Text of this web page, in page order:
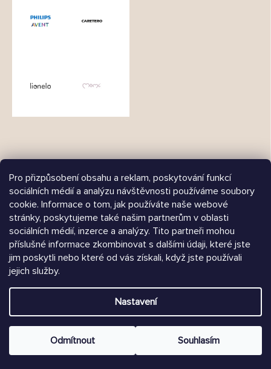
Pro přizpůsobení obsahu a reklam, poskytování funkcí
sociálních médií a analýzu návštěvnosti používáme soubory
cookie. Informace o tom, jak používáte naše webové
stránky, poskytujeme také našim partnerům v oblasti
sociálních médií, inzerce a analýzy. Tito partneři mohou
příslušné informace zkombinovat s dalšími údaji, které jste
jim poskytli nebo které od vás získali, když jste používali
jejich služby.
Nastavení
Odmítnout Souhlasím
Heureka.sk
Árukereső.hu
Vytvořil Shoptet
Copyright 2026Chrústiček.cz. Všechna práva vyhrazena.
Upravit nastavení cookies